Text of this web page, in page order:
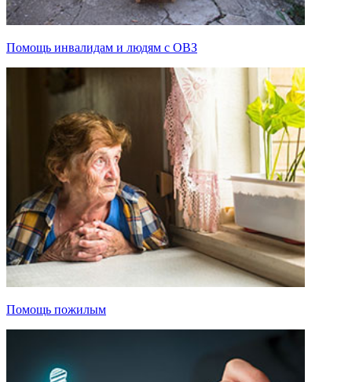
Помощь инвалидам и людям с ОВЗ
Помощь пожилым